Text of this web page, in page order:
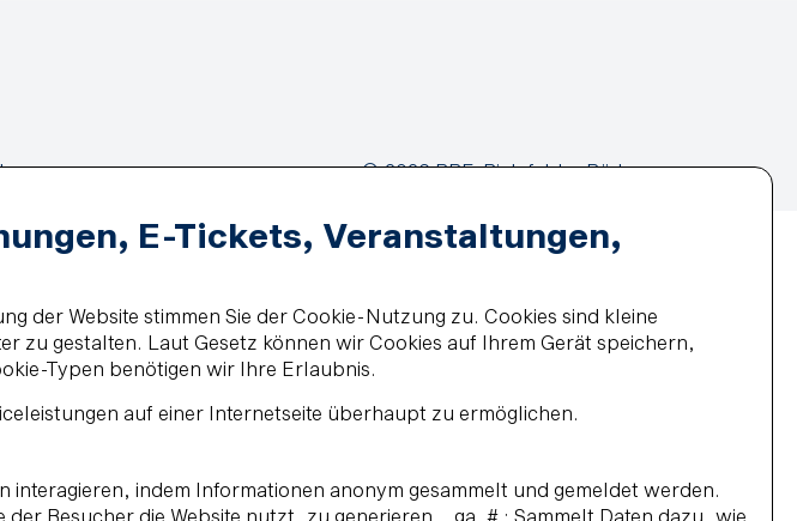
© 2026 BBF-Bielefelder Bäder
E-Tickets, Veranstaltungen,
der Website stimmen Sie der Cookie-Nutzung zu. Cookies sind kleine
zu gestalten. Laut Gesetz können wir Cookies auf Ihrem Gerät speichern,
Typen benötigen wir Ihre Erlaubnis.
auf einer Internetseite überhaupt zu ermöglichen.
indem Informationen anonym gesammelt und gemeldet werden.
Besucher die Website nutzt, zu generieren. _ga_# : Sammelt Daten dazu, wie